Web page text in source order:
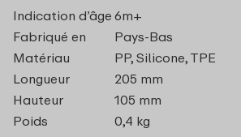
Indication d’âge 6m+
Fabriqué en
Pays-Bas
Matériau
PP, Silicone, TPE
Longueur
205 mm
Hauteur
105 mm
Poids
0,4 kg